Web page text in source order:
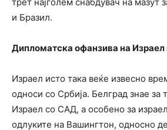
и Бразил.
Дипломатска офанзива на Израел
Израел исто така веќе извесно
односи со Србија. Белград знае за
Израел со САД, а особено за
одлуките на Вашингтон, односно